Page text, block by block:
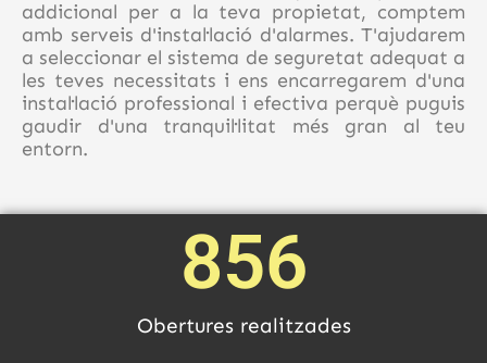
addicional per a la teva propietat, comptem
amb serveis d'instal·lació d'alarmes. T'ajudarem
a seleccionar el sistema de seguretat adequat a
les teves necessitats i ens encarregarem d'una
instal·lació professional i efectiva perquè puguis
gaudir d'una tranquil·litat més gran al teu
entorn.
Obertures realitzades
856